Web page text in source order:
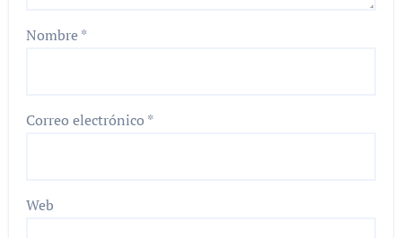
Nombre*
Correo electrónico *
Web